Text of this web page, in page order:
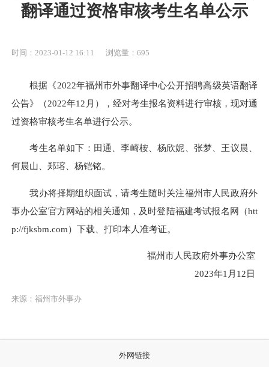
翻译通过资格审核考生名单公示
时间：2023-01-12 16:11 浏览量：695
根据《2022年福州市外事翻译中心公开招聘高级英语翻译
公告》（2022年12月），经对考生报名资料进行审核，现对通
过资格审核考生名单进行公示。
考生名单如下：田通、李崎桉、杨欣妮、张梦、王议晨、
何晨山、郑瑢、杨铠铭。
我办将择期组织面试，请考生随时关注福州市人民政府外
事办公室官方网站的相关通知，及时登陆福建考试报名网（htt
p://fjksbm.com）下载、打印本人准考证。
福州市人民政府外事办公室
2023年1月12日
来源：福州市外事办
外网链接